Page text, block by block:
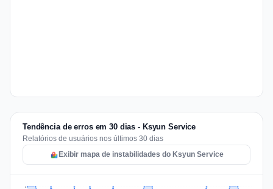
Tendência de erros em 30 dias - Ksyun Service
Relatórios de usuários nos últimos 30 dias
Exibir mapa de instabilidades do Ksyun Service
2